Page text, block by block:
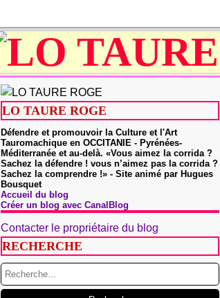
LO TAURE ROGE
Défendre et promouvoir la Culture et l'Art
Tauromachique en OCCITANIE - Pyrénées-
Méditerranée et au-delà. «Vous aimez la corrida ?
Sachez la défendre ! vous n’aimez pas la corrida ?
Sachez la comprendre !» - Site animé par Hugues
Bousquet
Accueil du blog
Créer un blog avec CanalBlog
Contacter le propriétaire du blog
RECHERCHE